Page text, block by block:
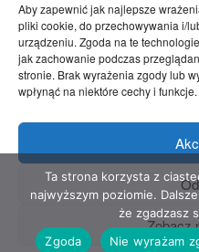
Aby zapewnić jak najlepsze
pliki cookie, do przechowywania i/
urządzeniu. Zgoda na te
jak zachowanie podczas
stronie. Brak wyrażenia zgody lub
wpłynąć na niektóre cechy i funkcje.
Zobacz
Zgłoś nam! Szczecińskie
Prawo
Pomoc Prawna
Copyright © 2022 Stowarzyszenie
zastrzeżone
Ta strona korzysta z
najwyższym poziomie.
że zgadzasz
Zgoda
Nie wyrażam